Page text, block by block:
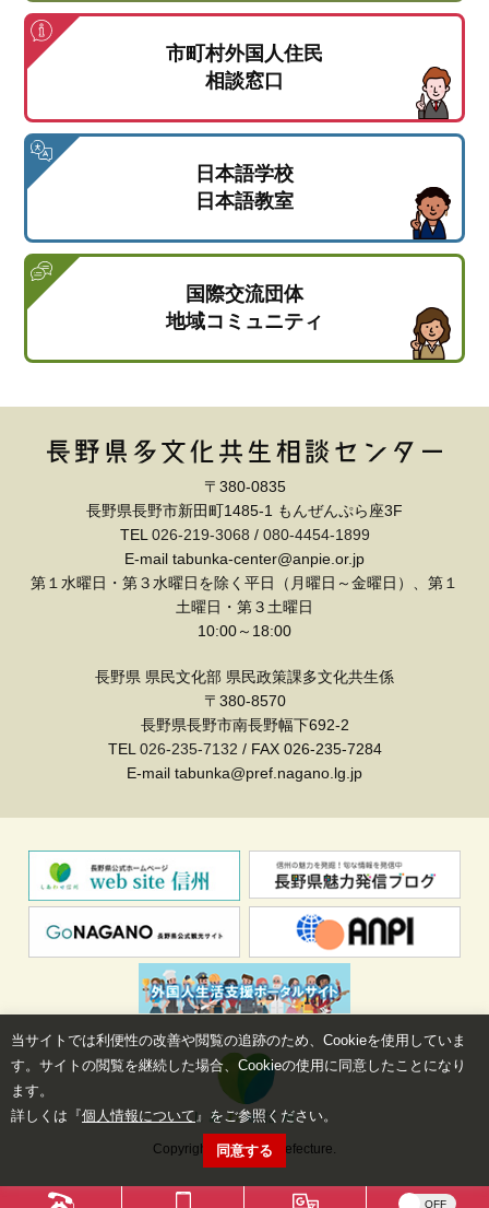
市町村外国人住民
相談窓口
日本語学校
日本語教室
国際交流団体
地域コミュニティ
〒380-0835
長野県長野市新田町1485-1 もんぜんぷら座3F
TEL 026-219-3068 / 080-4454-1899
E-mail tabunka-center@anpie.or.jp
第１水曜日・第３水曜日を除く平日（月曜日～金曜日）、第１
土曜日・第３土曜日
10:00～18:00
長野県 県民文化部 県民政策課多文化共生係
〒380-8570
長野県長野市南長野幅下692-2
TEL 026-235-7132 / FAX 026-235-7284
E-mail tabunka@pref.nagano.lg.jp
Copyright©Nagano Prefecture.
当サイトでは利便性の改善や閲覧の追跡のため、Cookieを使用していま
す。サイトの閲覧を継続した場合、Cookieの使用に同意したことになり
ます。
詳しくは『個人情報について』をご参照ください。
同意する